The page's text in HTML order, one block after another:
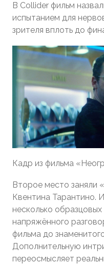
В Collider фильм
испытанием для
зрителя вплоть до
Кадр из фильма
Второе место заняли
Квентина Тарантино.
несколько
напряжённого
фильма до
Дополнительную
переосмысляет